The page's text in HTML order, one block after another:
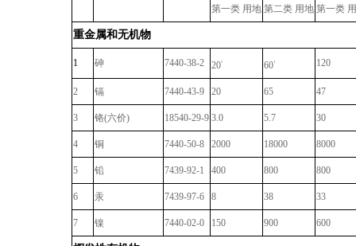
第一类 用地 第二类 用地 第一类
重金属和无机物
1 砷 7440-38-2 201 601 120
2 镉 7440-43-9 20 65 47
3 铬(六价) 18540-29-9 3.0 5.7 30
4 铜 7440-50-8 2000 18000 8000
5 铅 7439-92-1 400 800 800
6 汞 7439-97-6 8 38 33
7 镍 7440-02-0 150 900 600